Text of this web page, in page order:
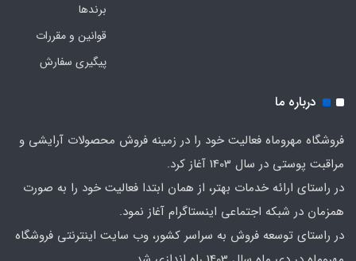
برندها
قوانین و مقررات
پیگیری سفارش
درباره ما
فروشگاه مهروماه فعالیت خود را در زمینه فروش محصولات آرایشی و
مراقبت پوستی در سال 1403 آغاز کرد.
در راستای ارائه خدمات بهتر، از همان ابتدا فعالیت خود را به صورت
همزمان در شبکه اجتماعی اینستاگرام آغاز نمود.
در راستای توسعه فروش به سراسر کشور، وب سایت اینترنتی فروشگاه